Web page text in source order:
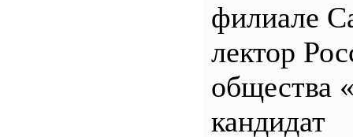
филиале
лектор
общества
кандидат